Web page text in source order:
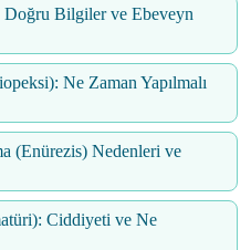
Bilgiler ve Ebeveyn
Ne Zaman Yapılmalı
(Enürezis) Nedenleri ve
Ciddiyeti ve Ne